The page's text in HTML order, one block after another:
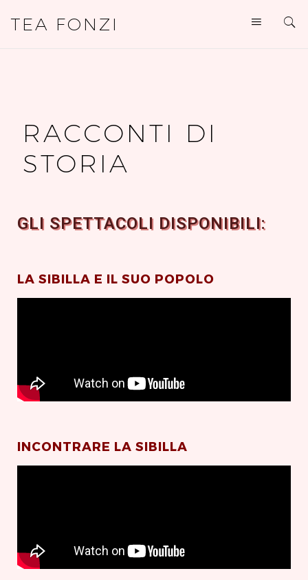
TEA FONZI
RACCONTI DI
STORIA
GLI SPETTACOLI DISPONIBILI:
LA SIBILLA E IL SUO POPOLO
INCONTRARE LA SIBILLA